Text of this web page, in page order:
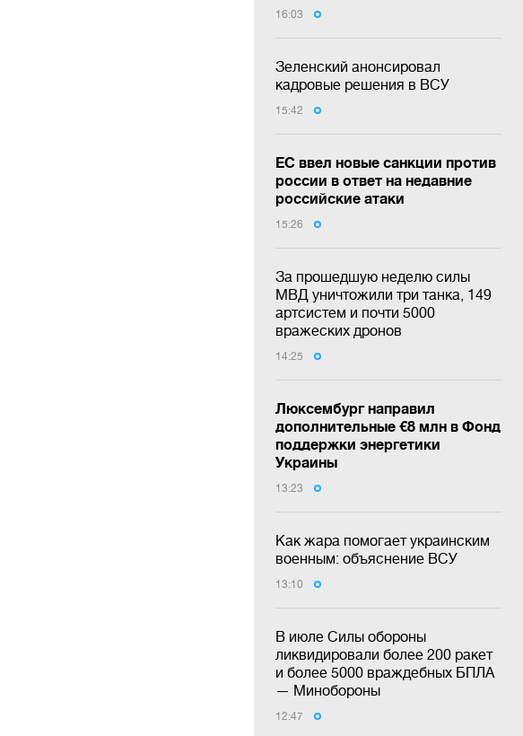
16:03
Зеленский анонсировал
кадровые решения в ВСУ
15:42
ЕС ввел новые санкции против
россии в ответ на недавние
российские атаки
15:26
За прошедшую неделю силы
МВД уничтожили три танка, 149
артсистем и почти 5000
вражеских дронов
14:25
Люксембург направил
дополнительные €8 млн в Фонд
поддержки энергетики
Украины
13:23
Как жара помогает украинским
военным: объяснение ВСУ
13:10
В июле Силы обороны
ликвидировали более 200 ракет
и более 5000 враждебных БПЛА
— Минобороны
12:47